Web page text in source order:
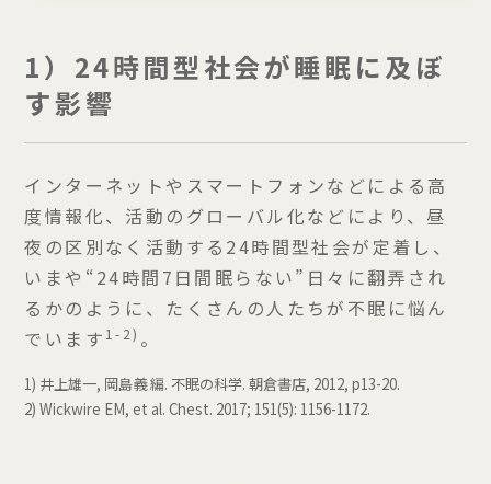
1）24時間型社会が睡眠に及ぼ
す影響
インターネットやスマートフォンなどによる高
度情報化、活動のグローバル化などにより、昼
夜の区別なく活動する24時間型社会が定着し、
いまや“24時間7日間眠らない”日々に翻弄され
るかのように、たくさんの人たちが不眠に悩ん
でいます 1-2) 。
1) 井上雄一, 岡島義 編. 不眠の科学. 朝倉書店, 2012, p13-20.
2) Wickwire EM, et al. Chest. 2017; 151(5): 1156-1172.